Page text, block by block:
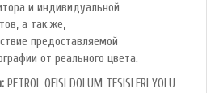
и индивидуальной
а так же,
предоставляемой
от реального цвета.
PETROL OFlSl DOLUM TESISLERI YOLU